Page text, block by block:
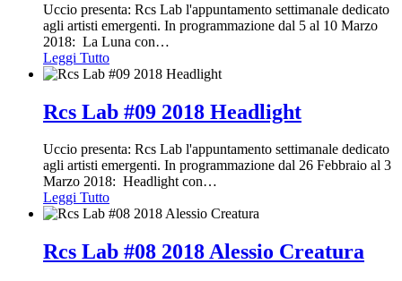
Uccio presenta: Rcs Lab l'appuntamento settimanale dedicato
agli artisti emergenti. In programmazione dal 5 al 10 Marzo
2018: La Luna con…
Leggi Tutto
Rcs Lab #09 2018 Headlight
Uccio presenta: Rcs Lab l'appuntamento settimanale dedicato
agli artisti emergenti. In programmazione dal 26 Febbraio al 3
Marzo 2018: Headlight con…
Leggi Tutto
Rcs Lab #08 2018 Alessio Creatura